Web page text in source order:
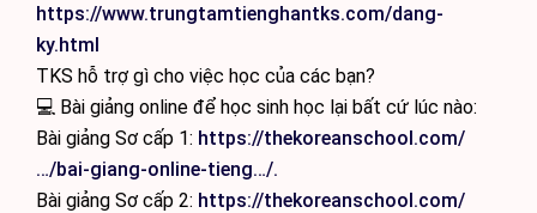
https://www.trungtamtienghantks.com/dang-
ky.html
TKS hỗ trợ gì cho việc học của các bạn?
💻 Bài giảng online để học sinh học lại bất cứ lúc nào:
Bài giảng Sơ cấp 1: https://thekoreanschool.com/
…/bai-giang-online-tieng…/.
Bài giảng Sơ cấp 2: https://thekoreanschool.com/